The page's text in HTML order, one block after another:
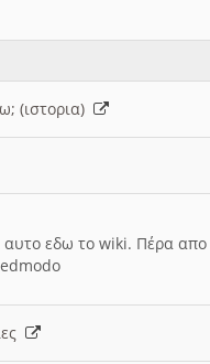
(ιστορια)
εδω το wiki. Πέρα